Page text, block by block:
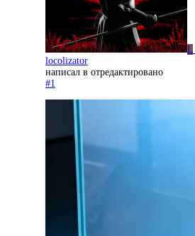
L
locolizator
написал в отредактировано
#1